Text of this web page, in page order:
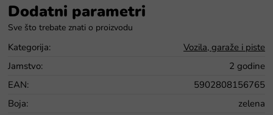
Dodatni parametri
Kategorija:
Vozila, garaže i piste
Jamstvo:
2 godine
EAN:
5902808156765
Boja:
zelena